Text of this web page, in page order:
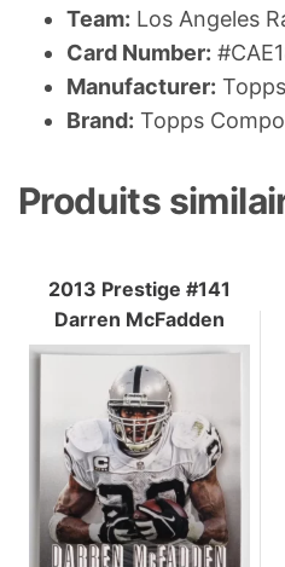
Team: Los Angeles
Card Number:
Manufacturer:
Brand: Topps
Produits
2013 Prestige #141
Darren McFadden